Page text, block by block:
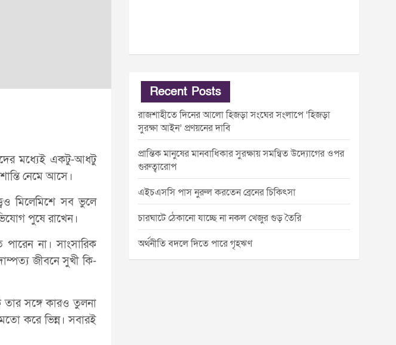
মধ্যেই একটু-আধটু
নেমে আসে।
মিলেমিশে সব ভুলে
পুষে রাখেন।
না। সাংসারিক
জীবনে সুখী কি-
সঙ্গে কারও তুলনা
করে ভিন্ন। সবারই
Recent Posts
রাজশাহীতে দিনের আলো হিজড়া সংঘের সংলাপে ‘হিজড়া
সুরক্ষা আইন’ প্রণয়নের দাবি
প্রান্তিক মানুষের মানবাধিকার সুরক্ষায় সমন্বিত উদ্যোগের ওপর
গুরুত্বারোপ
এইচএসসি পাস নুরুল করতেন ব্রেনের চিকিৎসা
চারঘাটে ঠেকানো যাচ্ছে না নকল খেজুর গুড় তৈরি
অর্থনীতি বদলে দিতে পারে গৃহঋণ